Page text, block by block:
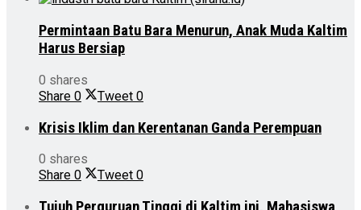
Permintaan Batu Bara Menurun, Anak Muda Kaltim
Harus Bersiap
0 shares
Share 0 Tweet 0
Krisis Iklim dan Kerentanan Ganda Perempuan
0 shares
Share 0 Tweet 0